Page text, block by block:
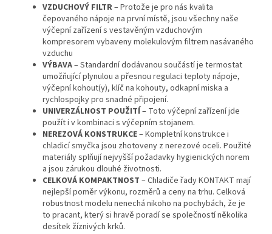
VZDUCHOVÝ FILTR– Protože je pro nás kvalita
čepovaného nápoje na první místě, jsou všechny naše
výčepní zařízení s vestavěným vzduchovým
kompresorem vybaveny molekulovým filtrem nasávaného
vzduchu
VÝBAVA– Standardní dodávanou součástí je termostat
umožňující plynulou a přesnou regulaci teploty nápoje,
výčepní kohout(y), klíč na kohouty, odkapní miska a
rychlospojky pro snadné připojení.
UNIVERZÁLNOST POUŽITÍ– Toto výčepní zařízení jde
použít i v kombinaci s výčepním stojanem.
NEREZOVÁ KONSTRUKCE– Kompletní konstrukce i
chladicí smyčka jsou zhotoveny z nerezové oceli. Použité
materiály splňují nejvyšší požadavky hygienických norem
a jsou zárukou dlouhé životnosti.
CELKOVÁ KOMPAKTNOST – Chladiče řady KONTAKT mají
nejlepší poměr výkonu, rozměrů a ceny na trhu. Celková
robustnost modelu nenechá nikoho na pochybách, že je
to pracant, který si hravě poradí se společností několika
desítek žíznivých krků.